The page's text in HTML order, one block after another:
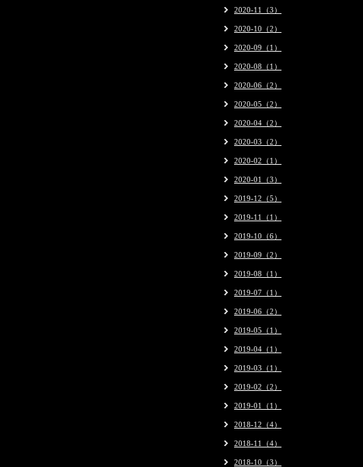
2020-11（3）
2020-10（2）
2020-09（1）
2020-08（1）
2020-06（2）
2020-05（2）
2020-04（2）
2020-03（2）
2020-02（1）
2020-01（3）
2019-12（5）
2019-11（1）
2019-10（6）
2019-09（2）
2019-08（1）
2019-07（1）
2019-06（2）
2019-05（1）
2019-04（1）
2019-03（1）
2019-02（2）
2019-01（1）
2018-12（4）
2018-11（4）
2018-10（3）